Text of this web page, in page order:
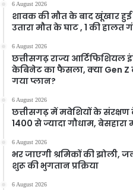
6 August 2026
शावक की मौत के बाद खूंखार
उतारा मौत के घाट , 1 की हालत
6 August 2026
छत्तीसगढ़ राज्य आर्टिफिशियल
केबिनेट का फैसला, क्या Gen Z
गया प्लान?
6 August 2026
छत्तीसगढ़ में मवेशियों के
1400 से ज्यादा गौधाम,
6 August 2026
भर जाएगी श्रमिकों की झोली,
शुरू की भुगतान प्रक्रिया
6 August 2026